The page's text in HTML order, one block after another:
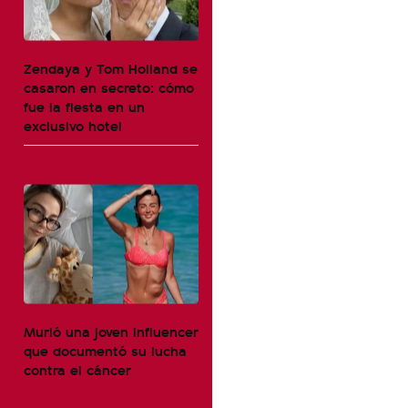
Zendaya y Tom Holland se
casaron en secreto: cómo
fue la fiesta en un
exclusivo hotel
Murió una joven influencer
que documentó su lucha
contra el cáncer